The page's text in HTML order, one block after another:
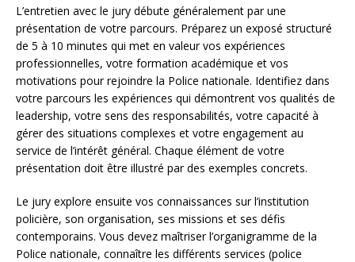
L’entretien avec le jury débute généralement par une
présentation de votre parcours. Préparez un exposé structuré
de 5 à 10 minutes qui met en valeur vos expériences
professionnelles, votre formation académique et vos
motivations pour rejoindre la Police nationale. Identifiez dans
votre parcours les expériences qui démontrent vos qualités de
leadership, votre sens des responsabilités, votre capacité à
gérer des situations complexes et votre engagement au
service de l’intérêt général. Chaque élément de votre
présentation doit être illustré par des exemples concrets.
Le jury explore ensuite vos connaissances sur l’institution
policière, son organisation, ses missions et ses défis
contemporains. Vous devez maîtriser l’organigramme de la
Police nationale, connaître les différents services (police